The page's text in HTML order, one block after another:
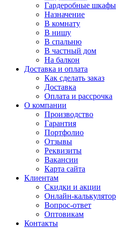
Гардеробные шкафы
Назначение
В комнату
В нишу
В спальню
В частный дом
На балкон
Доставка и оплата
Как сделать заказ
Доставка
Оплата и рассрочка
О компании
Производство
Гарантия
Портфолио
Отзывы
Реквизиты
Вакансии
Карта сайта
Клиентам
Скидки и акции
Онлайн-калькулятор
Вопрос-ответ
Оптовикам
Контакты